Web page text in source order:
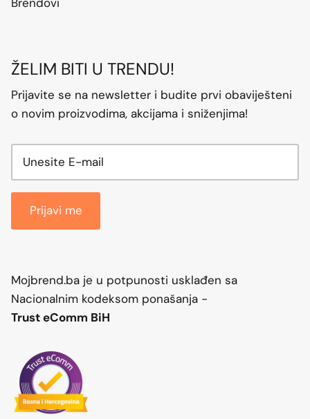
ŽELIM BITI U TRENDU!
Prijavite se na newsletter i budite prvi obaviješteni
o novim proizvodima, akcijama i sniženjima!
Prijavi me
Mojbrend.ba je u potpunosti usklađen sa
Nacionalnim kodeksom ponašanja -
Trust eComm BiH